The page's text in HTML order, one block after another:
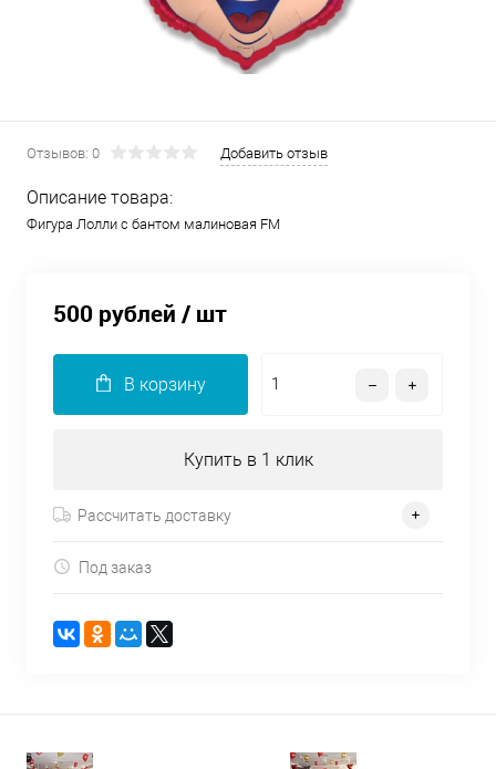
Отзывов: 0 Добавить отзыв
Описание товара:
Фигура Лолли с бантом малиновая FM
500 рублей / шт
В корзину
Купить в 1 клик
Рассчитать доставку
Под заказ